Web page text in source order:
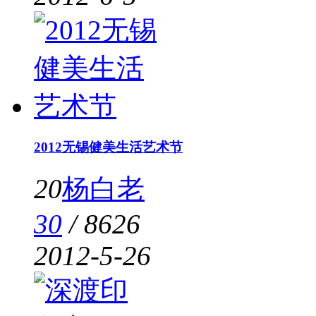
2012无锡健美生活艺术节
20杨白老
30 /8626
2012-5-26